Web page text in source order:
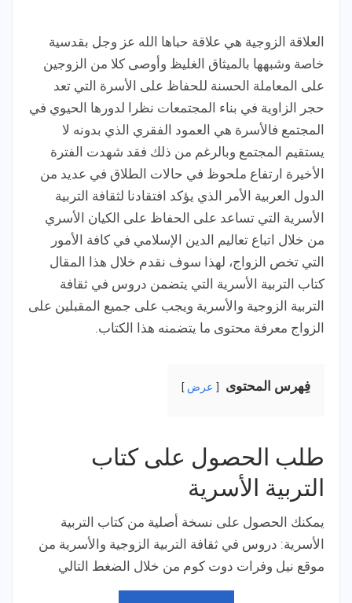
العلاقة الزوجية هي علاقة حباها الله عز وجل بقدسية
خاصة وشبهها بالميثاق الغليظ وأوصى كلا من الزوجين
على المعاملة الحسنة للحفاظ على الأسرة التي تعد
حجر الزاوية في بناء المجتمعات نظرا لدورها الحيوي في
المجتمع فالأسرة هي العمود الفقري الذي بدونه لا
يستقيم المجتمع وبالرغم من ذلك فقد شهدت الفترة
الأخيرة ارتفاع ملحوظ في حالات الطلاق في عديد من
الدول العربية الأمر الذي يؤكد افتقادنا لثقافة التربية
الأسرية التي تساعد على الحفاظ على الكيان الأسري
من خلال اتباع تعاليم الدين الإسلامي في كافة الأمور
التي تخص الزواج، لهذا سوف نقدم خلال هذا المقال
كتاب التربية الأسرية التي يتضمن دروس في ثقافة
التربية الزوجية والأسرية ويجب على جميع المقبلين على
الزواج معرفة محتوى ما يتضمنه هذا الكتاب.
فِهرس المحتوى عرض
طلب الحصول على كتاب
التربية الأسرية
يمكنك الحصول على نسخة أصلية من كتاب التربية
الأسرية: دروس في ثقافة التربية الزوجية والأسرية من
موقع نيل وفرات دوت كوم من خلال الضغط التالي